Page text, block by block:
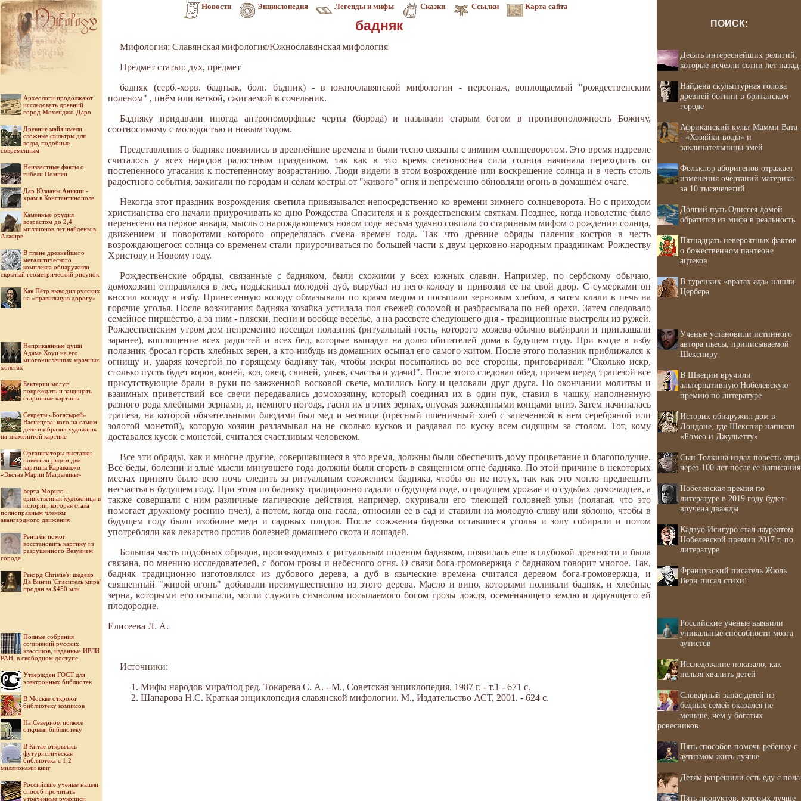
Новости Энциклопедия Легенды и мифы Сказки Ссылки Карта сайта
Археологи продолжают
исследовать древний
город Мохенджо-Даро
Древние майя имели
сложные фильтры для
воды, подобные
современным
Неизвестные факты о
гибели Помпеи
Дар Юлианы Аникии -
храм в Константинополе
Каменные орудия
возрастом до 2,4
миллионов лет найдены в
Алжире
В плане древнейшего
мегалитического
комплекса обнаружили
скрытый геометрический рисунок
Как Пётр выводил русских
на «правильную дорогу»
Неприкаянные души
Адама Хоуи на его
многочисленных мрачных
холстах
Бактерии могут
повреждать и защищать
старинные картины
Секреты «Богатырей»
Васнецова: кого на самом
деле изобразил художник
на знаменитой картине
Организаторы выставки
повесили рядом две
картины Караваджо
«Экстаз Марии Магдалины»
Берта Моризо -
единственная художница в
истории, которая стала
полноправным членом
авангардного движения
Рентген помог
восстановить картину из
разрушенного Везувием
города
Рекорд Christie's: шедевр
Да Винчи 'Спаситель мира'
продан за $450 млн
Полные собрания
сочинений русских
классиков, изданные ИРЛИ
РАН, в свободном доступе
Утвержден ГОСТ для
электронных библиотек
В Москве откроют
библиотеку комиксов
На Северном полюсе
открыли библиотеку
В Китае открылась
футуристическая
библиотека с 1,2
миллионами книг
Российские ученые нашли
способ прочитать
утраченные рукописи
бадняк
Мифология: Славянская мифология/Южнославянская мифология
Предмет статьи: дух, предмет
бадняк (серб.-хорв. баднъак, болг. бъдник) - в южнославянской мифологии - персонаж, воплощаемый "рождественским
поленом" , пнём или веткой, сжигаемой в сочельник.
Бадняку придавали иногда антропоморфные черты (борода) и называли старым богом в противоположность Божичу,
соотносимому с молодостью и новым годом.
Представления о бадняке появились в древнейшие времена и были тесно связаны с зимним солнцеворотом. Это время издревле
считалось у всех народов радостным праздником, так как в это время светоносная сила солнца начинала переходить от
постепенного угасания к постепенному возрастанию. Люди видели в этом возрождение или воскрешение солнца и в честь столь
радостного события, зажигали по городам и селам костры от "живого" огня и непременно обновляли огонь в домашнем очаге.
Некогда этот праздник возрождения светила привязывался непосредственно ко времени зимнего солнцеворота. Но с приходом
христианства его начали приурочивать ко дню Рождества Спасителя и к рождественским святкам. Позднее, когда новолетие было
перенесено на первое января, мысль о нарождающемся новом годе весьма удачно совпала со старинным мифом о рождении солнца,
движением и поворотами которого определялась смена времен года. Так что древние обряды паления костров в честь
возрождающегося солнца со временем стали приурочиваться по большей части к двум церковно-народным праздникам: Рождеству
Христову и Новому году.
Рождественские обряды, связанные с бадняком, были схожими у всех южных славян. Например, по сербскому обычаю,
домохозяин отправлялся в лес, подыскивал молодой дуб, вырубал из него колоду и привозил ее на свой двор. С сумерками он
вносил колоду в избу. Принесенную колоду обмазывали по краям медом и посыпали зерновым хлебом, а затем клали в печь на
горячие уголья. После возжигания бадняка хозяйка устилала пол свежей соломой и разбрасывала по ней орехи. Затем следовало
семейное пиршество, а за ним - пляски, песни и вообще веселье, а на рассвете следующего дня - традиционные выстрелы из ружей.
Рождественским утром дом непременно посещал полазник (ритуальный гость, которого хозяева обычно выбирали и приглашали
заранее), воплощение всех радостей и всех бед, которые выпадут на долю обитателей дома в будущем году. При входе в избу
полазник бросал горсть хлебных зерен, а кто-нибудь из домашних осыпал его самого житом. После этого полазник приближался к
огнищу и, ударяя кочергой по горящему бадняку так, чтобы искры посыпались во все стороны, приговаривал: "Сколько искр,
столько пусть будет коров, коней, коз, овец, свиней, ульев, счастья и удачи!". После этого следовал обед, причем перед трапезой все
присутствующие брали в руки по зажженной восковой свече, молились Богу и целовали друг друга. По окончании молитвы и
взаимных приветствий все свечи передавались домохозяину, который соединял их в один пук, ставил в чашку, наполненную
разного рода хлебными зернами, и, немного погодя, гасил их в этих зернах, опуская зажженными концами вниз. Затем начиналась
трапеза, на которой обязательными блюдами был мед и чесница (пресный пшеничный хлеб с запеченной в нем серебряной или
золотой монетой), которую хозяин разламывал на не сколько кусков и раздавал по куску всем сидящим за столом. Тот, кому
доставался кусок с монетой, считался счастливым человеком.
Все эти обряды, как и многие другие, совершавшиеся в это время, должны были обеспечить дому процветание и благополучие.
Все беды, болезни и злые мысли минувшего года должны были сгореть в священном огне бадняка. По этой причине в некоторых
местах принято было всю ночь следить за ритуальным сожжением бадняка, чтобы он не потух, так как это могло предвещать
несчастья в будущем году. При этом по бадняку традиционно гадали о будущем годе, о грядущем урожае и о судьбах домочадцев, а
также совершали с ним различные магические действия, например, окуривали его тлеющей головней ульи (полагая, что это
помогает дружному роению пчел), а потом, когда она гасла, относили ее в сад и ставили на молодую сливу или яблоню, чтобы в
будущем году было изобилие меда и садовых плодов. После сожжения бадняка оставшиеся уголья и золу собирали и потом
употребляли как лекарство против болезней домашнего скота и лошадей.
Большая часть подобных обрядов, производимых с ритуальным поленом бадняком, появилась еще в глубокой древности и была
связана, по мнению исследователей, с богом грозы и небесного огня. О связи бога-громовержца с бадняком говорит многое. Так,
бадняк традиционно изготовлялся из дубового дерева, а дуб в языческие времена считался деревом бога-громовержца, и
священный "живой огонь" добывали преимущественно из этого дерева. Масло и вино, которыми поливали бадняк, и хлебные
зерна, которыми его осыпали, могли служить символом посылаемого богом грозы дождя, осеменяющего землю и дарующего ей
плодородие.
Елисеева Л. А.
Источники:
Мифы народов мира/под ред. Токарева С. А. - М., Советская энциклопедия, 1987 г. - т.1 - 671 с.
Шапарова Н.С. Краткая энциклопедия славянской мифологии. М., Издательство АСТ, 2001. - 624 с.
ПОИСК:
Десять интереснейших религий,
которые исчезли сотни лет назад
Найдена скульптурная голова
древней богини в британском
городе
Африканский культ Мамми Вата
- «Хозяйки воды» и
заклинательницы змей
Фольклор аборигенов отражает
изменения очертаний материка
за 10 тысячелетий
Долгий путь Одиссея домой
обратится из мифа в реальность
Пятнадцать невероятных фактов
о божественном пантеоне
ацтеков
В турецких «вратах ада» нашли
Цербера
Ученые установили истинного
автора пьесы, приписываемой
Шекспиру
В Швеции вручили
альтернативную Нобелевскую
премию по литературе
Историк обнаружил дом в
Лондоне, где Шекспир написал
«Ромео и Джульетту»
Сын Толкина издал повесть отца
через 100 лет после ее написания
Нобелевская премия по
литературе в 2019 году будет
вручена дважды
Кадзуо Исигуро стал лауреатом
Нобелевской премии 2017 г. по
литературе
Французский писатель Жюль
Верн писал стихи!
Российские ученые выявили
уникальные способности мозга
аутистов
Исследование показало, как
нельзя хвалить детей
Словарный запас детей из
бедных семей оказался не
меньше, чем у богатых
ровесников
Пять способов помочь ребенку с
аутизмом жить лучше
Детям разрешили есть еду с пола
Пять продуктов, которых лучше